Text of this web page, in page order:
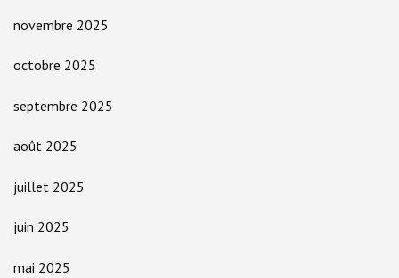
novembre 2025
octobre 2025
septembre 2025
août 2025
juillet 2025
juin 2025
mai 2025